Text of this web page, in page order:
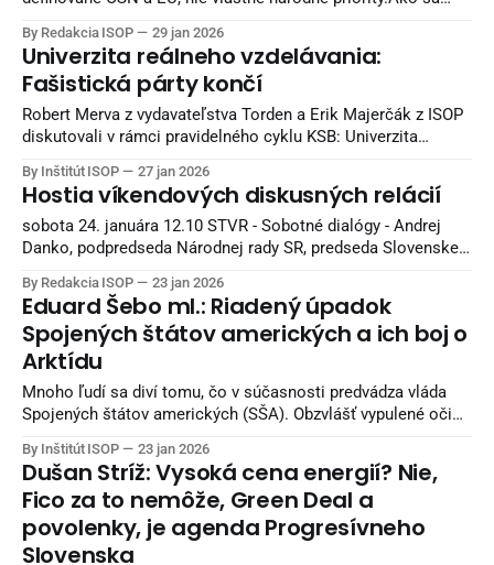
presadzovanie zintenzívnilo počas vlád Matoviča a Ódora.
Agenda 2030 OSN a jej 17 cieľov udržateľného rozvoja
(SDGs) sa za posledné roky stali
By Redakcia ISOP 29 jan 2026
Univerzita reálneho vzdelávania:
Fašistická párty končí
Robert Merva z vydavateľstva Torden a Erik Majerčák z ISOP
diskutovali v rámci pravidelného cyklu KSB: Univerzita
By Inštitút ISOP 27 jan 2026
Hostia víkendových diskusných relácií
sobota 24. januára 12.10 STVR - Sobotné dialógy - Andrej
Danko, podpredseda Národnej rady SR, predseda Slovenskej
Kresťanskodemokratického hnutia, bývalý minister
spravodlivosti SR nedeľa 25. januára 10.00 JOJ 24 - Politika
24 - Denisa Saková, ministerka hospodárstva SR, Hlas-SD
By Redakcia ISOP 23 jan 2026
Eduard Šebo ml.: Riadený úpadok
Spojených štátov amerických a ich boj o
Arktídu
Mnoho ľudí sa diví tomu, čo v súčasnosti predvádza vláda
Spojených štátov amerických (SŠA). Obzvlášť vypulené oči
By Inštitút ISOP 23 jan 2026
Dušan Stríž: Vysoká cena energií? Nie,
Fico za to nemôže, Green Deal a
povolenky, je agenda Progresívneho
Slovenska